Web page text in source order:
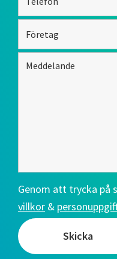
Genom att trycka på
villkor &